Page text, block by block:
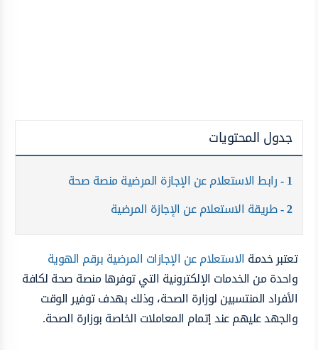
جدول المحتويات
1 رابط الاستعلام عن الإجازة المرضية منصة صحة
2 طريقة الاستعلام عن الإجازة المرضية
تعتبر خدمة الاستعلام عن الإجازات المرضية برقم الهوية
واحدة من الخدمات الإلكترونية التي توفرها منصة صحة لكافة
الأفراد المنتسبين لوزارة الصحة، وذلك بهدف توفير الوقت
والجهد عليهم عند إتمام المعاملات الخاصة بوزارة الصحة.